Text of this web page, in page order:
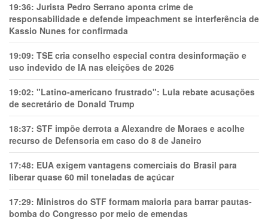
19:36: Jurista Pedro Serrano aponta crime de
responsabilidade e defende impeachment se interferência de
Kassio Nunes for confirmada
19:09: TSE cria conselho especial contra desinformação e
uso indevido de IA nas eleições de 2026
19:02: "Latino-americano frustrado": Lula rebate acusações
de secretário de Donald Trump
18:37: STF impõe derrota a Alexandre de Moraes e acolhe
recurso de Defensoria em caso do 8 de Janeiro
17:48: EUA exigem vantagens comerciais do Brasil para
liberar quase 60 mil toneladas de açúcar
17:29: Ministros do STF formam maioria para barrar pautas-
bomba do Congresso por meio de emendas